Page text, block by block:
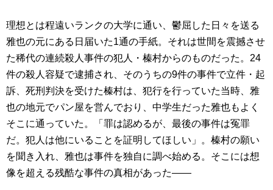
理想とは程遠いランクの大学に通い、鬱屈した日々を送る
雅也の元にある日届いた1通の手紙。それは世間を震撼させ
た稀代の連続殺人事件の犯人・榛村からのものだった。24
件の殺人容疑で逮捕され、そのうちの9件の事件で立件・起
訴、死刑判決を受けた榛村は、犯行を行っていた当時、雅
也の地元でパン屋を営んでおり、中学生だった雅也もよく
そこに通っていた。「罪は認めるが、最後の事件は冤罪
だ。犯人は他にいることを証明してほしい」。榛村の願い
を聞き入れ、雅也は事件を独自に調べ始める。そこには想
像を超える残酷な事件の真相があった――